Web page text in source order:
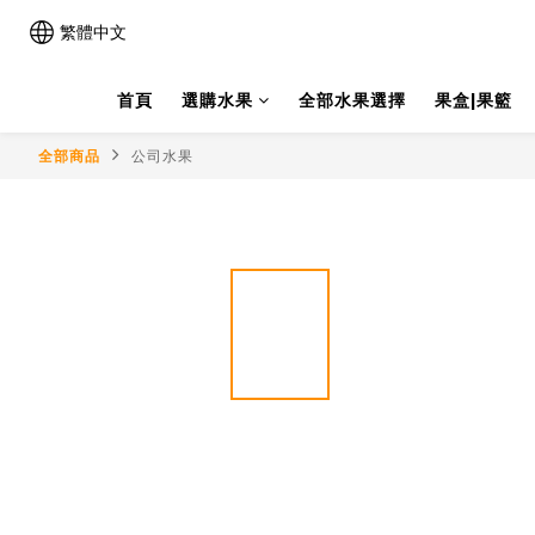
繁體中文
首頁 選購水果 全部水果選擇 果盒|果籃
全部商品 公司水果